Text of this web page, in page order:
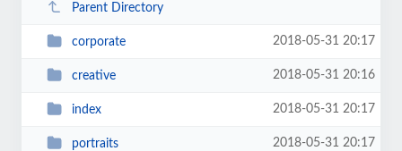
Parent Directory
corporate 2018-05-31 20:17
creative 2018-05-31 20:16
index 2018-05-31 20:17
portraits 2018-05-31 20:17